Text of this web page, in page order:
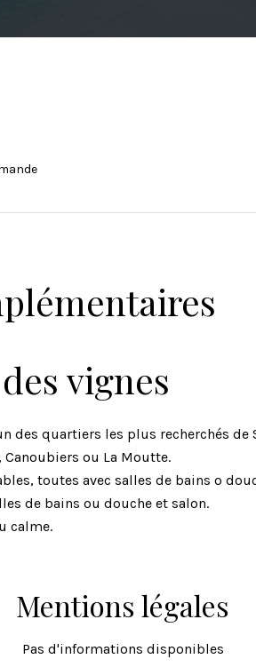
vignes
des quartiers les plus recherchés de
Canoubiers ou La Moutte.
toutes avec salles de bains o
de bains ou douche et salon.
calme.
Mentions légales
Pas d'informations disponibles